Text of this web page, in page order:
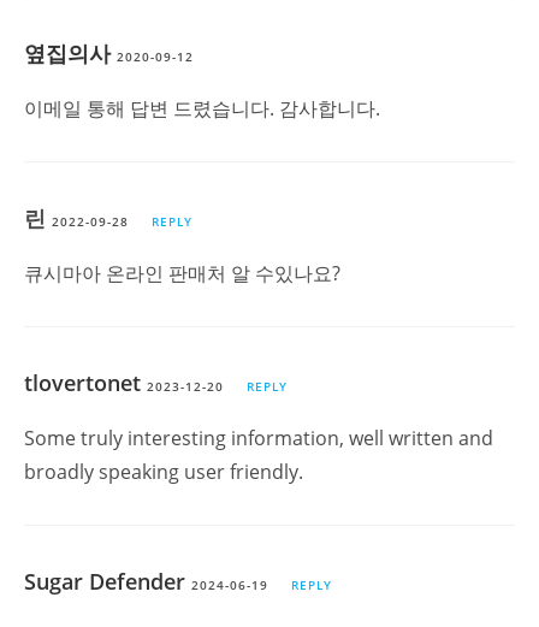
옆집의사 2020-09-12
이메일 통해 답변 드렸습니다. 감사합니다.
린 2022-09-28 REPLY
큐시마아 온라인 판매처 알 수있나요?
tlovertonet 2023-12-20 REPLY
Some truly interesting information, well written and
broadly speaking user friendly.
Sugar Defender 2024-06-19 REPLY